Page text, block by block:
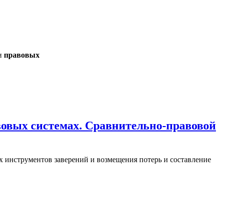
правовых
системах. Сравнительно-правовой
заверений и возмещения потерь и составление